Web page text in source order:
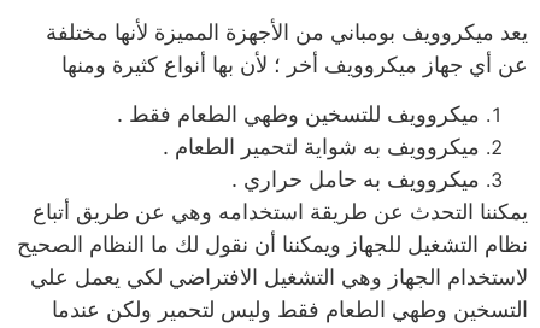
يعد ميكروويف بومباني من الأجهزة المميزة لأنها مختلفة
عن أي جهاز ميكروويف أخر ؛ لأن بها أنواع كثيرة ومنها
ميكروويف للتسخين وطهي الطعام فقط .
ميكروويف به شواية لتحمير الطعام .
ميكروويف به حامل حراري .
يمكننا التحدث عن طريقة استخدامه وهي عن طريق أتباع
نظام التشغيل للجهاز ويمكننا أن نقول لك ما النظام الصحيح
لاستخدام الجهاز وهي التشغيل الافتراضي لكي يعمل علي
التسخين وطهي الطعام فقط وليس لتحمير ولكن عندما